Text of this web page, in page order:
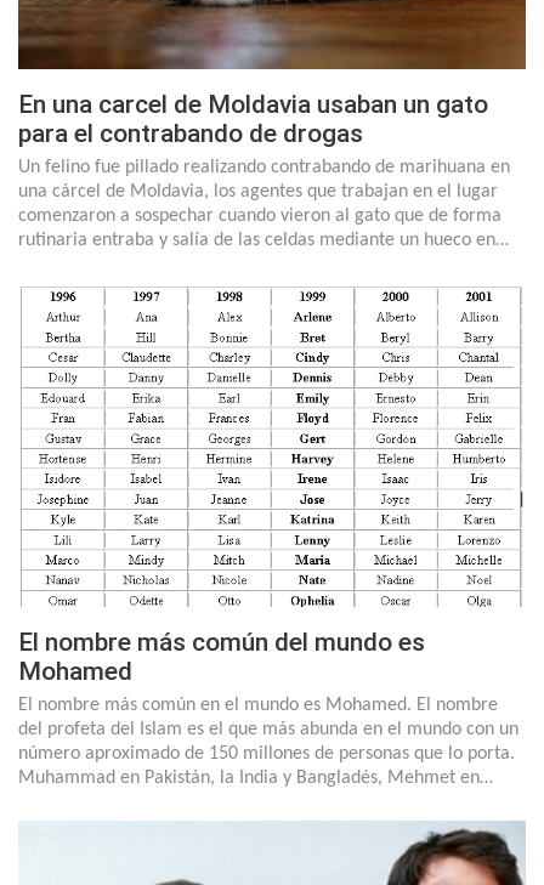
En una carcel de Moldavia usaban un gato
para el contrabando de drogas
Un felino fue pillado realizando contrabando de marihuana en
una cárcel de Moldavia, los agentes que trabajan en el lugar
comenzaron a sospechar cuando vieron al gato que de forma
rutinaria entraba y salía de las celdas mediante un hueco en…
El nombre más común del mundo es
Mohamed
El nombre más común en el mundo es Mohamed. El nombre
del profeta del Islam es el que más abunda en el mundo con un
número aproximado de 150 millones de personas que lo porta.
Muhammad en Pakistán, la India y Bangladés, Mehmet en…